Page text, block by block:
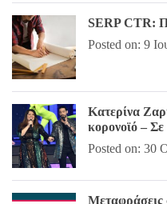
SERP CTR:
Posted on: 9
Κατερίνα
κορονοϊό –
Posted on: 30
Μεταφράσεις